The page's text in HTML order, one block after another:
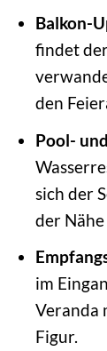
Balkon-
findet
den
Pool-
sich der
der
im
Veranda
Figur.